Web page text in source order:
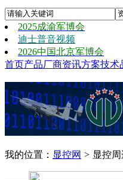
2025成渝军博会
迪士普音视频
2026中国北京军博会
首页产品厂商资讯方案技术
我的位置： 显控网 > 显控